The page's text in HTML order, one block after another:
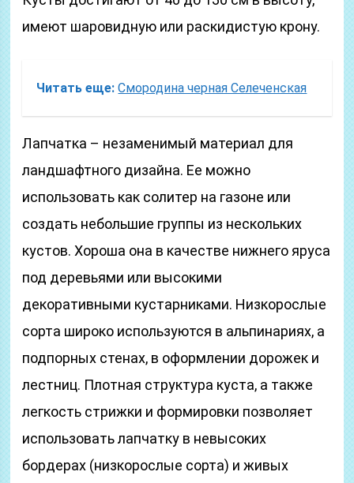
имеют шаровидную или раскидистую крону.
Читать еще: Смородина черная Селеченская
Лапчатка – незаменимый материал для
ландшафтного дизайна. Ее можно
использовать как солитер на газоне или
создать небольшие группы из нескольких
кустов. Хороша она в качестве нижнего яруса
под деревьями или высокими
декоративными кустарниками. Низкорослые
сорта широко используются в альпинариях, а
подпорных стенах, в оформлении дорожек и
лестниц. Плотная структура куста, а также
легкость стрижки и формировки позволяет
использовать лапчатку в невысоких
бордерах (низкорослые сорта) и живых